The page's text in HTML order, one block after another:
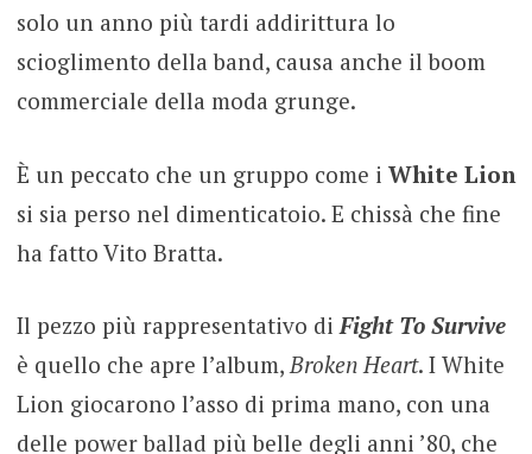
solo un anno più tardi addirittura lo
scioglimento della band, causa anche il boom
commerciale della moda grunge.
È un peccato che un gruppo come i White Lion
si sia perso nel dimenticatoio. E chissà che fine
ha fatto Vito Bratta.
Il pezzo più rappresentativo diFight To Survive
è quello che apre l’album,Broken Heart. I White
Lion giocarono l’asso di prima mano, con una
delle power ballad più belle degli anni ’80, che